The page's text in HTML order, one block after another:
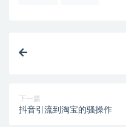
下一篇
抖音引流到淘宝的骚操作